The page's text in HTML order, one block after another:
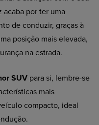
por ter uma
de conduzir, graças à
posição mais elevada,
na estrada.
SUV para si, lembre-se
mais
compacto, ideal